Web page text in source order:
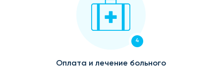
4
Оплата и лечение больного